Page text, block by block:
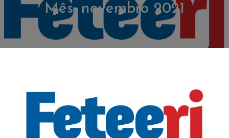
Mês: novembro 2021